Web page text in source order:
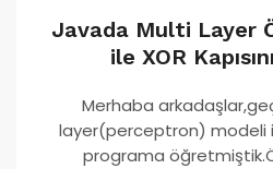
Javada Multi Layer
ile XOR
Merhaba
layer(perceptron) modeli
programa